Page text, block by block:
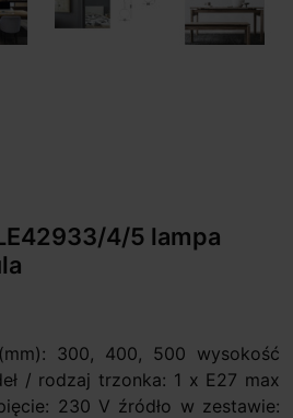
4/5 lampa
300, 400, 500 wysokość
/ rodzaj trzonka: 1 x E27 max
230 V źródło w zestawie: